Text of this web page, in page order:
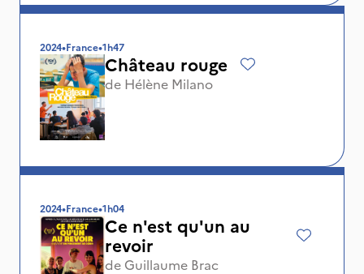
2024•France•1h47
Château rouge
de Hélène Milano
2024•France•1h04
Ce n'est qu'un au
revoir
de Guillaume Brac